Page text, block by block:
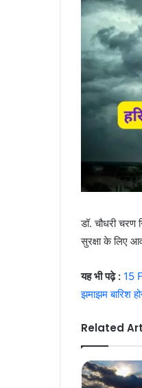
डॉ. चौधरी चरण
सुरक्षा के लिए
यह भी पढ़े : 15
झमाझम बारिश
Related